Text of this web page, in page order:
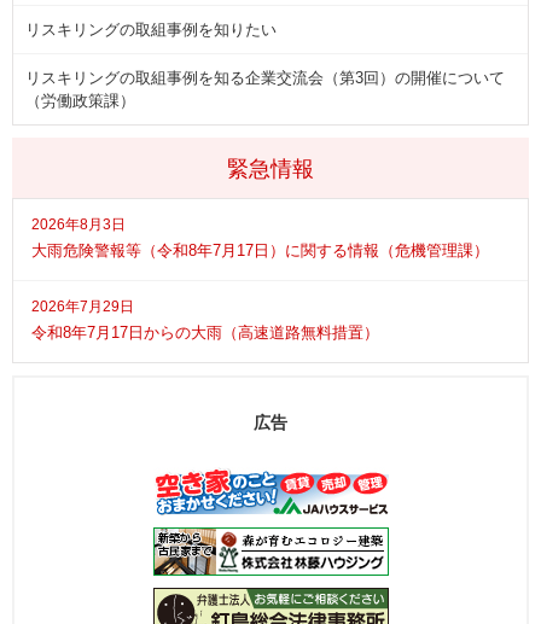
緊急情報
2026年8月3日
大雨危険警報等（令和8年7月17日）に関する情報（危機管理課）
2026年7月29日
令和8年7月17日からの大雨（高速道路無料措置）
リスキリングの取組事例を知りたい
リスキリングの取組事例を知る企業交流会（第3回）の開催について
（労働政策課）
広告